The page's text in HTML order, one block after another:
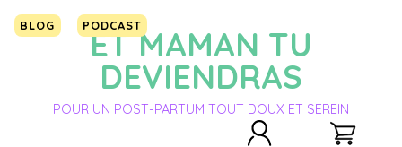
ET MAMAN TU
DEVIENDRAS
POUR UN POST-PARTUM TOUT DOUX ET SEREIN
BLOG PODCAST